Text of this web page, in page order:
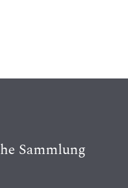
Sammlung